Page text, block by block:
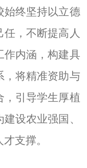
始终坚持以立德
任，不断提高人
作内涵，构建具
，将精准资助与
，引导学生厚植
设农业强国、
支撑。